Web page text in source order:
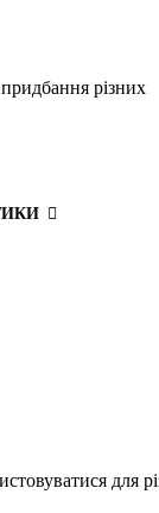
різних
для